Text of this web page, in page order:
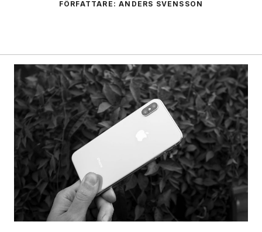
FÖRFATTARE: ANDERS SVENSSON